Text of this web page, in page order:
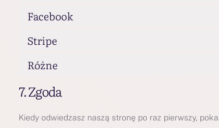
Facebook
Stripe
Różne
7. Zgoda
Kiedy odwiedzasz naszą stronę po raz pierwszy,